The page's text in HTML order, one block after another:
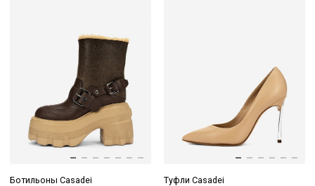
Ботильоны Casadei
Туфли Casadei